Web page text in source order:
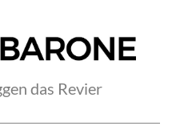
das Revier